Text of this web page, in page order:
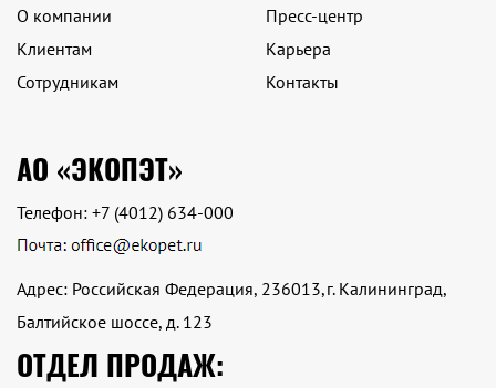
О компании
Клиентам
Сотрудникам
Пресс-центр
Карьера
Контакты
АО «ЭКОПЭТ»
Телефон: +7 (4012) 634-000
Адрес: Российская Федерация, 236013,г. Калининград,
Балтийское шоссе, д. 123
ОТДЕЛ ПРОДАЖ: